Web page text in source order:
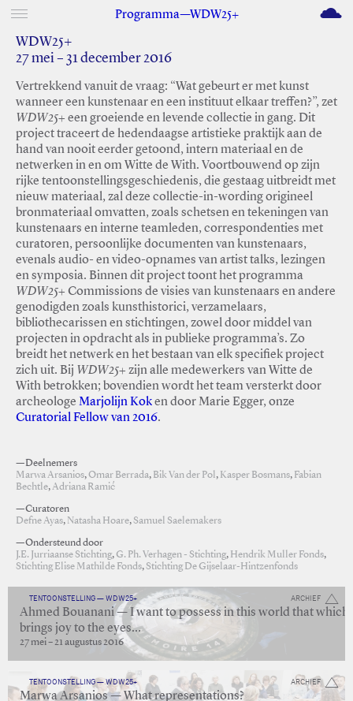
Programma—WDW25+ M
WDW25+
27 mei – 31 december 2016
Vertrekkend vanuit de vraag: “Wat gebeurt er met kunst
wanneer een kunstenaar en een instituut elkaar treffen?”, zet
WDW25+ een groeiende en levende collectie in gang. Dit
project traceert de hedendaagse artistieke praktijk aan de
hand van nooit eerder getoond, intern materiaal en de
netwerken in en om Witte de With. Voortbouwend op zijn
rijke tentoonstellingsgeschiedenis, die gestaag uitbreidt met
nieuw materiaal, zal deze collectie-in-wording origineel
bronmateriaal omvatten, zoals schetsen en tekeningen van
kunstenaars en interne teamleden, correspondenties met
curatoren, persoonlijke documenten van kunstenaars,
evenals audio- en video-opnames van artist talks, lezingen
en symposia. Binnen dit project toont het programma
WDW25+ Commissions de visies van kunstenaars en andere
genodigden zoals kunsthistorici, verzamelaars,
bibliothecarissen en stichtingen, zowel door middel van
projecten in opdracht als in publieke programma’s. Zo
breidt het netwerk en het bestaan van elk specifiek project
zich uit. Bij WDW25+ zijn alle medewerkers van Witte de
With betrokken; bovendien wordt het team versterkt door
archeologe Marjolijn Koken door Marie Egger, onze
Curatorial Fellow van 2016.
—Deelnemers
Marwa Arsanios,Omar Berrada, Bik Van der Pol , Kasper Bosmans, Fabian
Bechtle,Adriana Ramić
—Curatoren
Defne Ayas, Natasha Hoare,Samuel Saelemakers
—Ondersteund door
J.E. Jurriaanse Stichting, G. Ph. Verhagen - Stichting, Hendrik Muller Fonds,
Stichting Elise Mathilde Fonds,Stichting De Gijselaar-Hintzenfonds
ARCHIEF
TENTOONSTELLING — WDW25+
Ahmed Bouanani — I want to possess in this world that which
brings joy to the eyes…
27 mei – 21 augustus 2016
ARCHIEF
TENTOONSTELLING — WDW25+
Marwa Arsanios — What representations?